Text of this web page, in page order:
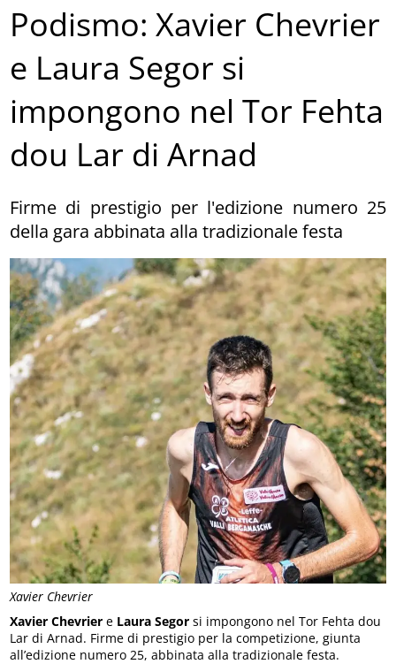
Xavier Chevrier
Podismo: Xavier Chevrier
e Laura Segor si
impongono nel Tor Fehta
dou Lar di Arnad
Firme di prestigio per l'edizione numero 25
della gara abbinata alla tradizionale festa
Xavier Chevrier e Laura Segor si impongono nel Tor Fehta dou
Lar di Arnad. Firme di prestigio per la competizione, giunta
all’edizione numero 25, abbinata alla tradizionale festa.